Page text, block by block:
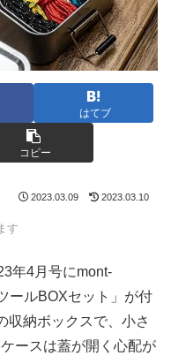
はてブ
コピー
2023.03.09 2023.03.10
す
年4月号にmont-
ールBOXセット」が付
収納ボックスで、小さ
ースは蓋が開く心配が